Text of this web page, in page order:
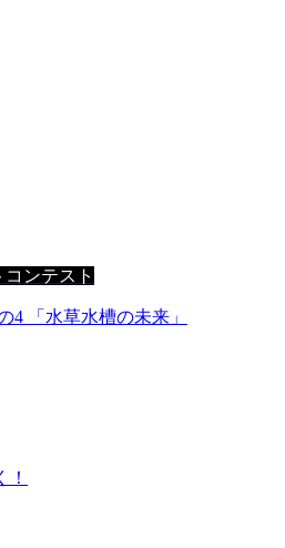
ンテスト
4 「水草水槽の未来」